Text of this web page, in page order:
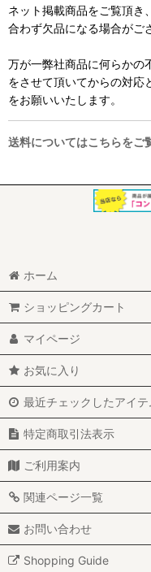
ネット掲載商品をご覧頂き
合わず欠品になる場合がご
万が一弊社商品に何らかの
をさせて頂いてからの対応
をお願いいたします。
送料についてはこちらをご
ホーム
ショッピングカート
マイページ
お気に入り
最近チェックしたアイテ
特定商取引法表示
ご利用案内
関連ページ一覧
お問い合わせ
Shopping Guide